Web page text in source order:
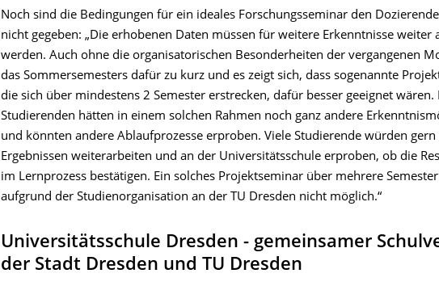
Noch sind die Bedingungen für ein ideales Forschungsseminar den
nicht gegeben: „Die erhobenen Daten müssen für weitere Erkenntnisse weiter
werden. Auch ohne die organisatorischen Besonderheiten der vergangenen
das Sommersemesters dafür zu kurz und es zeigt sich, dass sogenannte
die sich über mindestens 2 Semester erstrecken, dafür besser geeignet wären.
Studierenden hätten in einem solchen Rahmen noch ganz andere
und könnten andere Ablaufprozesse erproben. Viele Studierende würden
Ergebnissen weiterarbeiten und an der Universitätsschule erproben, ob die
im Lernprozess bestätigen. Ein solches Projektseminar über mehrere
aufgrund der Studienorganisation an der TU Dresden nicht möglich.“
Universitätsschule Dresden - gemeinsamer
der Stadt Dresden und TU Dresden